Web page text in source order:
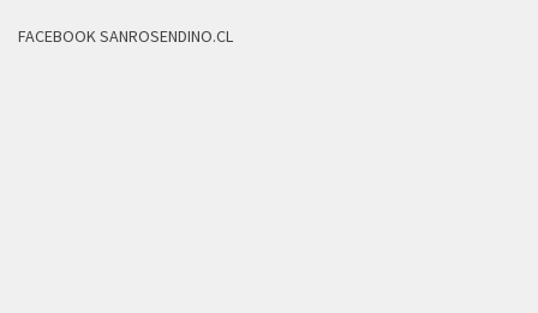
FACEBOOK SANROSENDINO.CL